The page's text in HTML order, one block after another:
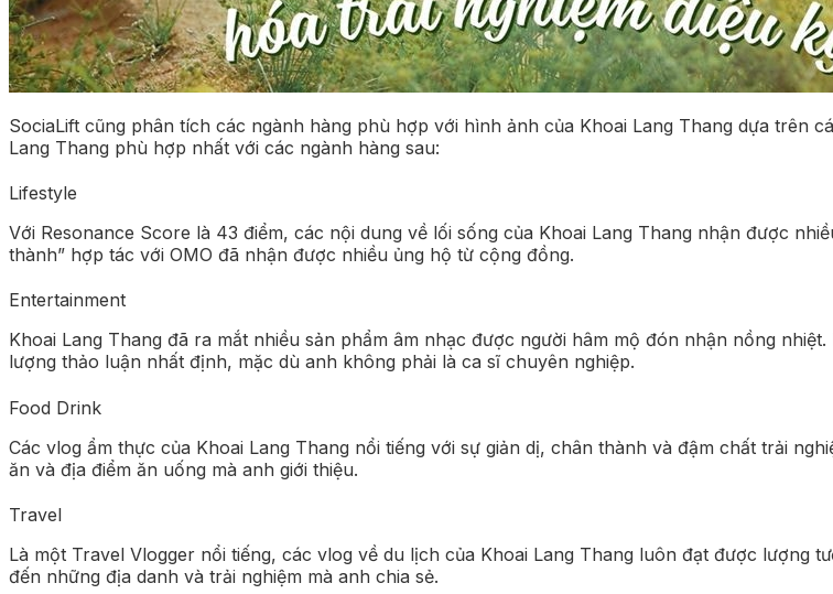
SociaLift cũng phân tích các ngành hàng phù hợp với hình ảnh của Khoai Lang Thang dựa trên
Lang Thang phù hợp nhất với các ngành hàng sau:
Lifestyle
Với Resonance Score là 43 điểm, các nội dung về lối sống của Khoai Lang Thang nhận được
thành” hợp tác với OMO đã nhận được nhiều ủng hộ từ cộng đồng.
Entertainment
Khoai Lang Thang đã ra mắt nhiều sản phẩm âm nhạc được người hâm mộ đón nhận nồng
lượng thảo luận nhất định, mặc dù anh không phải là ca sĩ chuyên nghiệp.
Food Drink
Các vlog ẩm thực của Khoai Lang Thang nổi tiếng với sự giản dị, chân thành và đậm chất trải
ăn và địa điểm ăn uống mà anh giới thiệu.
Travel
Là một Travel Vlogger nổi tiếng, các vlog về du lịch của Khoai Lang Thang luôn đạt được lượng
đến những địa danh và trải nghiệm mà anh chia sẻ.